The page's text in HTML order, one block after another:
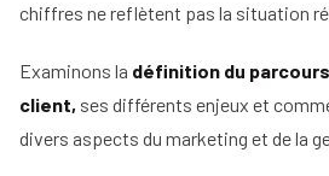
un
en
étapes
nos
chiffres ne reflètent pas la situation
Examinons la définition du
client, ses différents enjeux et
divers aspects du marketing et de la